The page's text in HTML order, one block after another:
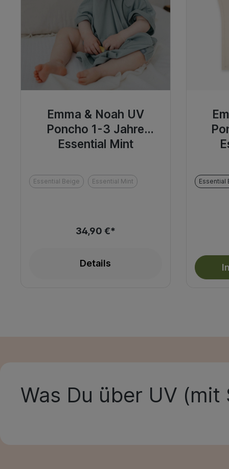
Emma & Noah UV
Poncho 1-3 Jahre
Essential Mint
Essential Beige Essential Mint
34,90 €*
Details
Essential
Was Du über UV (mit